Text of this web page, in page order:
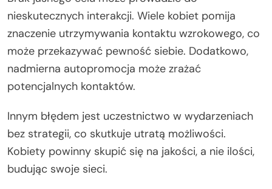
nieskutecznych interakcji. Wiele kobiet pomija
znaczenie utrzymywania kontaktu wzrokowego, co
może przekazywać pewność siebie. Dodatkowo,
nadmierna autopromocja może zrażać
potencjalnych kontaktów.
Innym błędem jest uczestnictwo w wydarzeniach
bez strategii, co skutkuje utratą możliwości.
Kobiety powinny skupić się na jakości, a nie ilości,
budując swoje sieci.